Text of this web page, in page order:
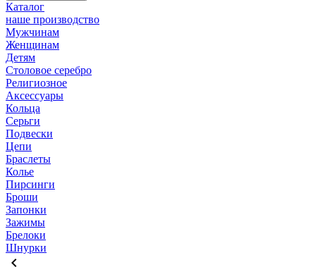
Каталог
наше производство
Мужчинам
Женщинам
Детям
Столовое серебро
Религиозное
Аксессуары
Кольца
Серьги
Подвески
Цепи
Браслеты
Колье
Пирсинги
Броши
Запонки
Зажимы
Брелоки
Шнурки
keyboard_arrow_left